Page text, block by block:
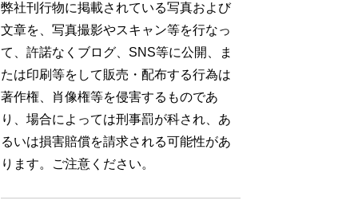
弊社刊行物に掲載されている写真および
文章を、写真撮影やスキャン等を行なっ
て、許諾なくブログ、SNS等に公開、ま
たは印刷等をして販売・配布する行為は
著作権、肖像権等を侵害するものであ
り、場合によっては刑事罰が科され、あ
るいは損害賠償を請求される可能性があ
ります。ご注意ください。